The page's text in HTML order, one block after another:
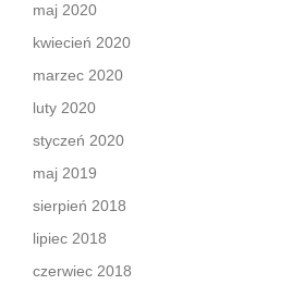
maj 2020
kwiecień 2020
marzec 2020
luty 2020
styczeń 2020
maj 2019
sierpień 2018
lipiec 2018
czerwiec 2018